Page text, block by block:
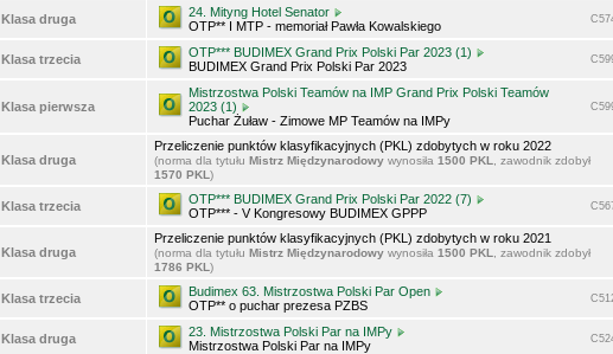
Klasa druga
24. Mityng Hotel Senator
OTP** I MTP - memoriał Pawła Kowalskiego
Klasa trzecia
OTP*** BUDIMEX Grand Prix Polski Par 2023 (1)
BUDIMEX Grand Prix Polski Par 2023
Klasa pierwsza
Mistrzostwa Polski Teamów na IMP Grand Prix Polski Teamów
2023 (1)
Puchar Żuław - Zimowe MP Teamów na IMPy
Klasa druga
Przeliczenie punktów klasyfikacyjnych (PKL) zdobytych w roku 2022
(norma dla tytułu Mistrz Międzynarodowy wynosiła 1500 PKL
, zawodnik zdobył
1570 PKL )
Klasa trzecia
OTP*** BUDIMEX Grand Prix Polski Par 2022 (7)
OTP*** - V Kongresowy BUDIMEX GPPP
Klasa druga
Przeliczenie punktów klasyfikacyjnych (PKL) zdobytych w roku 2021
(norma dla tytułu Mistrz Międzynarodowy wynosiła 1500 PKL
, zawodnik zdobył
1786 PKL )
Klasa trzecia
Budimex 63. Mistrzostwa Polski Par Open
OTP** o puchar prezesa PZBS
Klasa druga
23. Mistrzostwa Polski Par na IMPy
Mistrzostwa Polski Par na IMPy